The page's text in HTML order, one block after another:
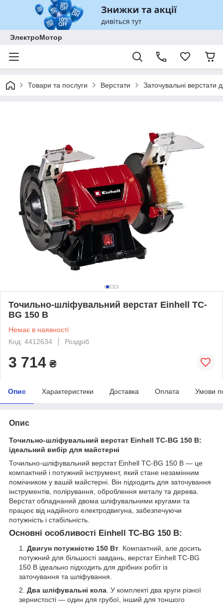
ЭлектроМотор
Товари та послуги Верстати Заточувальні верстати
Точильно-шліфувальний верстат Einhell TC-
BG 150 B
Немає в наявності
Код: 4412634
Роздріб
3 714 ₴
Опис Характеристики Доставка Оплата Умови
Опис
Точильно-шліфувальний верстат Einhell TC-BG 150 B:
ідеальний вибір для майстерні
Точильно-шліфувальний верстат Einhell TC-BG 150 B — це
компактний і потужний інструмент, який стане незамінним
помічником у вашій майстерні. Він підходить для заточування
інструментів, полірування, оброблення металу та дерева.
Верстат обладнаний двома шліфувальними кругами та
працює від надійного електродвигуна, забезпечуючи
потужність і стабільність.
Основні особливості Einhell TC-BG 150 B:
Двигун потужністю 150 Вт . Компактний, але досить
потужний для більшості завдань, верстат Einhell TC-BG
150 B ідеально підходить для дрібних робіт із
заточування та шліфування.
Два шліфувальні кола . У комплекті два круги різної
зернистості — один для грубої, інший для тоншого